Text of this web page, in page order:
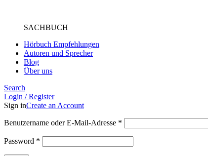
SACHBUCH
Hörbuch Empfehlungen
Autoren und Sprecher
Blog
Über uns
Search
Login / Register
Sign inCreate an Account
Benutzername oder E-Mail-Adresse *
Password *